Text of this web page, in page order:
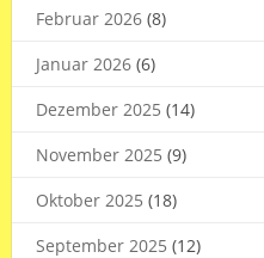
Februar 2026(8)
Januar 2026(6)
Dezember 2025 (14)
November 2025 (9)
Oktober 2025 (18)
September 2025 (12)